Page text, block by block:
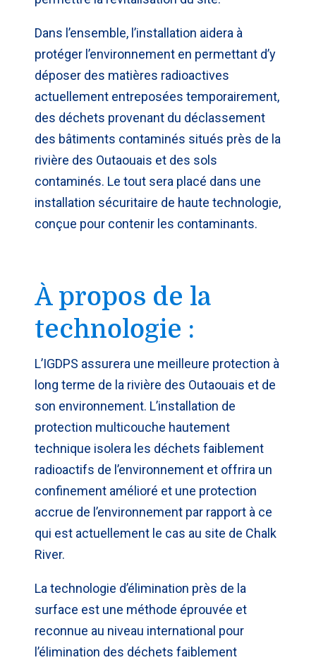
Dans l’ensemble, l’installation aidera à
protéger l’environnement en permettant d’y
déposer des matières radioactives
actuellement entreposées temporairement,
des déchets provenant du déclassement
des bâtiments contaminés situés près de la
rivière des Outaouais et des sols
contaminés. Le tout sera placé dans une
installation sécuritaire de haute technologie,
conçue pour contenir les contaminants.
À propos de la
technologie :
L’IGDPS assurera une meilleure protection à
long terme de la rivière des Outaouais et de
son environnement. L’installation de
protection multicouche hautement
technique isolera les déchets faiblement
radioactifs de l’environnement et offrira un
confinement amélioré et une protection
accrue de l’environnement par rapport à ce
qui est actuellement le cas au site de Chalk
River.
La technologie d’élimination près de la
surface est une méthode éprouvée et
reconnue au niveau international pour
l’élimination des déchets faiblement